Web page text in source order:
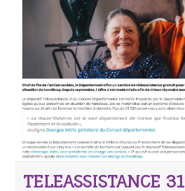
TELEASSISTANCE 31